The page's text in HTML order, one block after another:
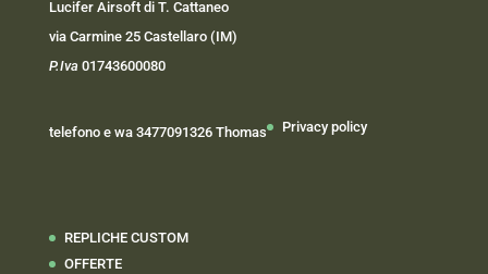
Lucifer Airsoft di T. Cattaneo
via Carmine 25 Castellaro (IM)
P.Iva 01743600080
telefono e wa 3477091326 Thomas Privacy policy
REPLICHE CUSTOM
OFFERTE